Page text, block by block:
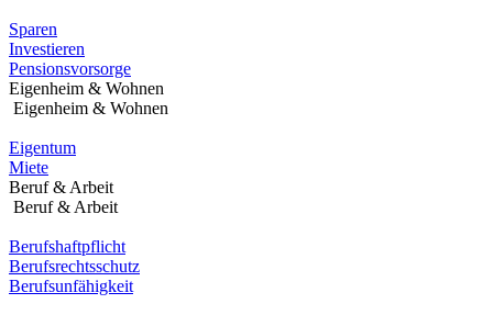
Sparen
Investieren
Pensionsvorsorge
Eigenheim & Wohnen
Eigenheim & Wohnen
Eigentum
Miete
Beruf & Arbeit
Beruf & Arbeit
Berufshaftpflicht
Berufsrechtsschutz
Berufsunfähigkeit